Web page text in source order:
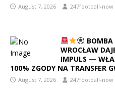
August 7, 2026 247football-now
BOMBA
WROCŁAW
IMPULS —
100% ZGODY NA TRANSFER
August 7, 2026 247football-now